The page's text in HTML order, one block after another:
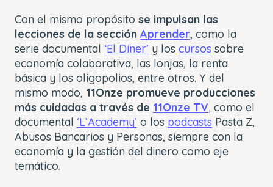
Con el mismo propósito se impulsan las
lecciones de la sección Aprender, como la
serie documental ‘El Diner’ y los cursos sobre
economía colaborativa, las lonjas, la renta
básica y los oligopolios, entre otros. Y del
mismo modo, 11Onze promueve producciones
más cuidadas a través de 11Onze TV, como el
documental ‘L’Academy’ o los podcasts Pasta Z,
Abusos Bancarios y Personas, siempre con la
economía y la gestión del dinero como eje
temático.